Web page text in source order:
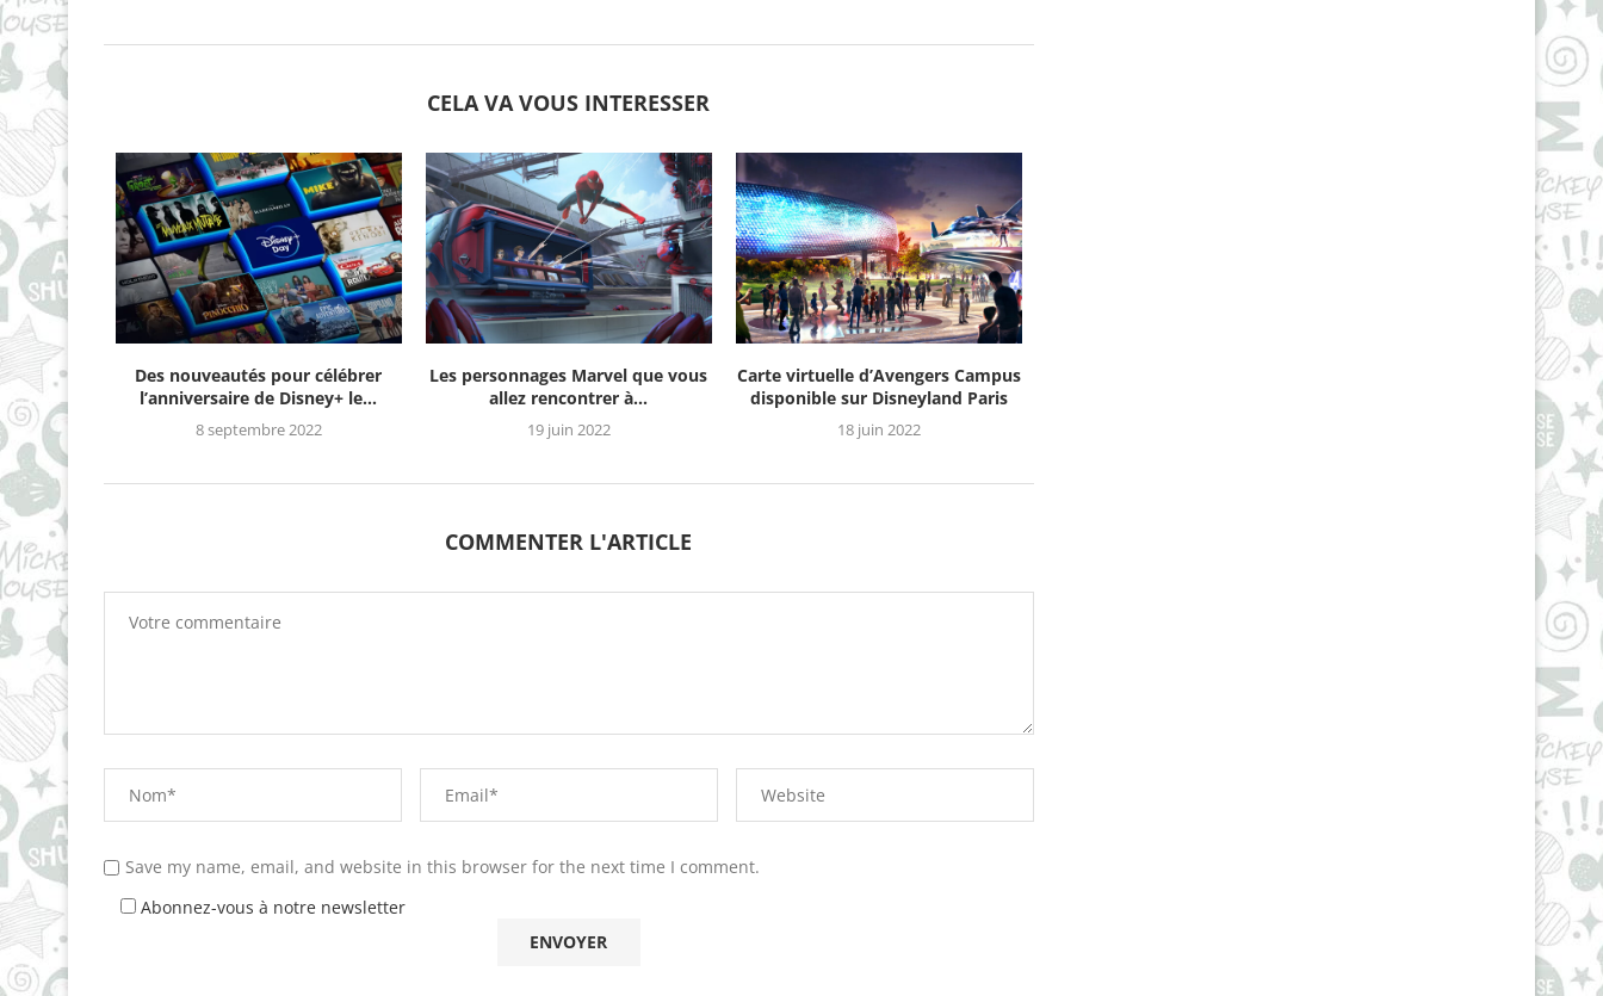
CELA VA VOUS INTERESSER
Des nouveautés pour célébrer
l’anniversaire de Disney+ le...
8 septembre 2022
Les personnages Marvel que vous
allez rencontrer à...
19 juin 2022
Carte virtuelle d’Avengers Campus
disponible sur Disneyland Paris
18 juin 2022
COMMENTER L'ARTICLE
Save my name, email, and website in this browser for the next time I comment.
Abonnez-vous à notre newsletter